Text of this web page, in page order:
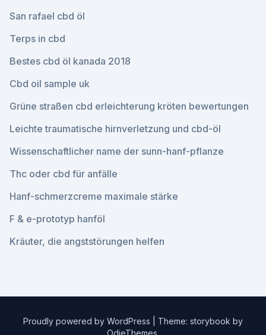
San rafael cbd öl
Terps in cbd
Bestes cbd öl kanada 2018
Cbd oil sample uk
Grüne straßen cbd erleichterung kröten bewertungen
Leichte traumatische hirnverletzung und cbd-öl
Wissenschaftlicher name der sunn-hanf-pflanze
Thc oder cbd für anfälle
Hanf-schmerzcreme maximale stärke
F & e-prototyp hanföl
Kräuter, die angststörungen helfen
Proudly powered by WordPress
Theme: storybook by
OdieThemes